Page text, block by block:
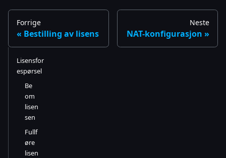
Forrige
Bestilling av lisens
Neste
NAT-konfigurasjon
Lisensfor
espørsel
Be
om
lisen
sen
Fullf
øre
lisen